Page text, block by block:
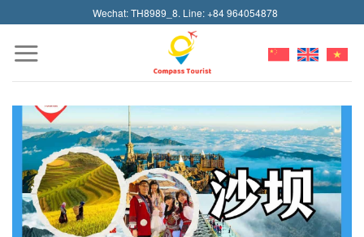
to
content
Wechat: TH8989_8. Line: +84 964054878